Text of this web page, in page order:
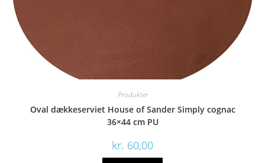
Produkter
Oval dækkeserviet House of Sander Simply cognac
36×44 cm PU
kr. 60,00